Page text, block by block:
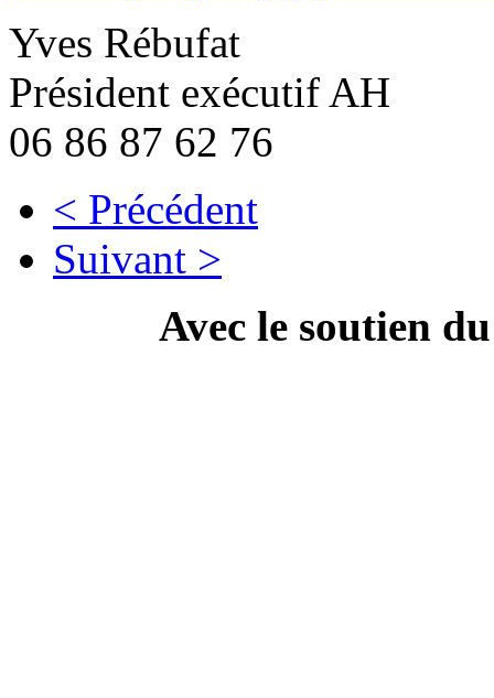
Yves Rébufat
Président exécutif AH
06 86 87 62 76
< Précédent
Suivant >
Avec le soutien